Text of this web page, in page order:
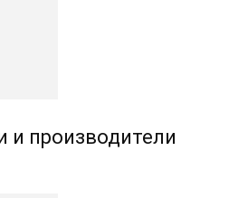
и производители